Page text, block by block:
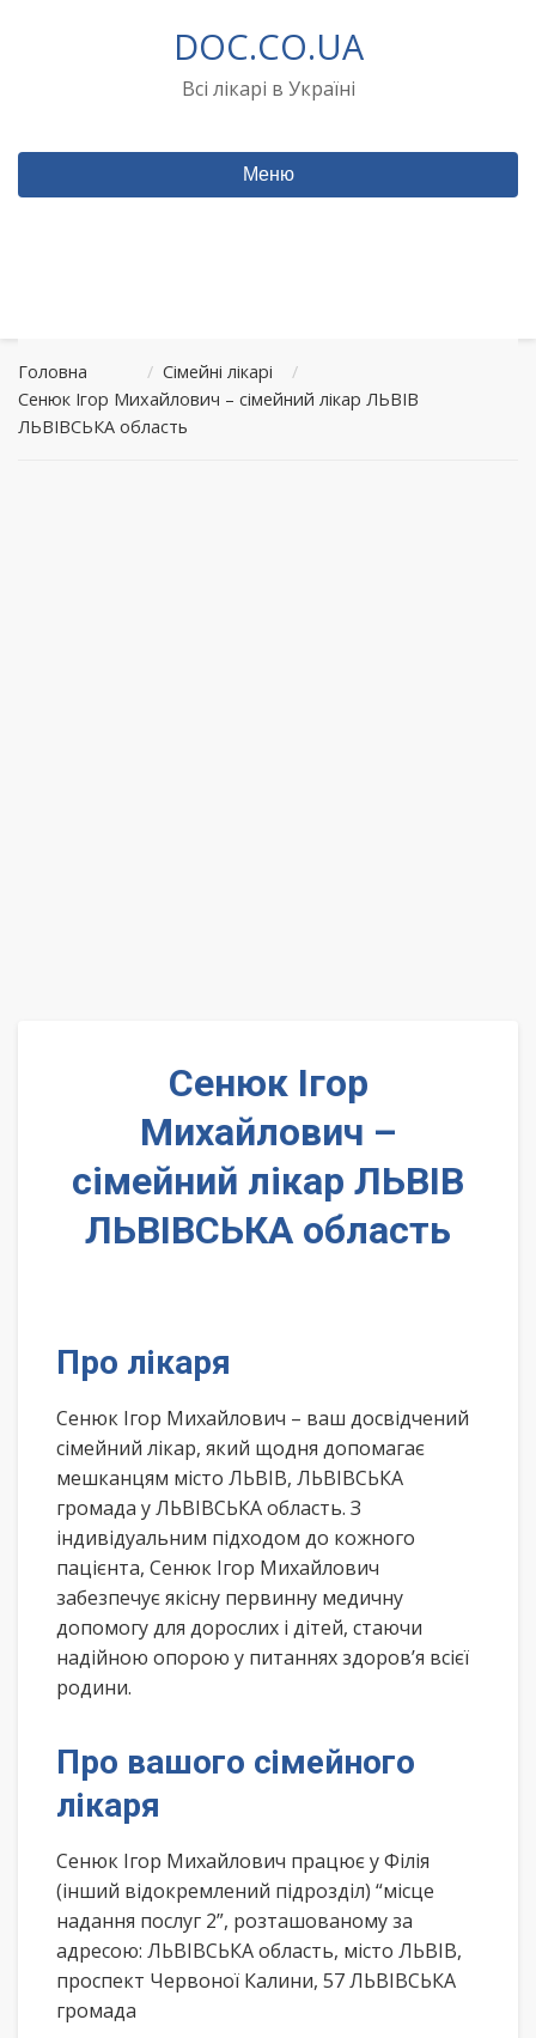
DOC.CO.UA
Всі лікарі в Україні
Меню
Головна / Сімейні лікарі
/
Сенюк Ігор Михайлович – сімейний лікар ЛЬВІВ
ЛЬВІВСЬКА область
Сенюк Ігор
Михайлович –
сімейний лікар ЛЬВІВ
ЛЬВІВСЬКА область
Про лікаря
Сенюк Ігор Михайлович – ваш досвідчений
сімейний лікар, який щодня допомагає
мешканцям місто ЛЬВІВ, ЛЬВІВСЬКА
громада у ЛЬВІВСЬКА область. З
індивідуальним підходом до кожного
пацієнта, Сенюк Ігор Михайлович
забезпечує якісну первинну медичну
допомогу для дорослих і дітей, стаючи
надійною опорою у питаннях здоров’я всієї
родини.
Про вашого сімейного
лікаря
Сенюк Ігор Михайлович працює у Філія
(інший відокремлений підрозділ) “місце
надання послуг 2”, розташованому за
адресою: ЛЬВІВСЬКА область, місто ЛЬВІВ,
проспект Червоної Калини, 57 ЛЬВІВСЬКА
громада